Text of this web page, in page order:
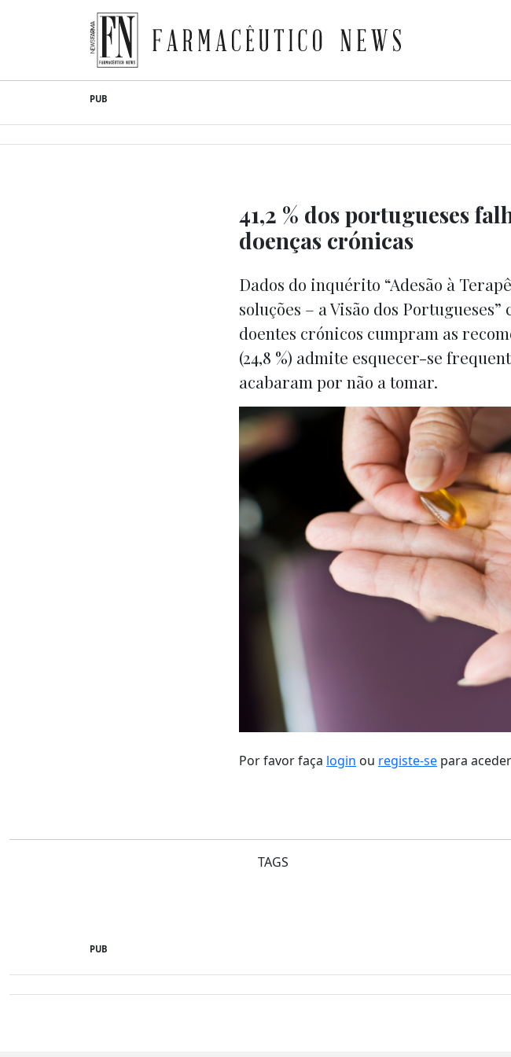
content
Farmacêutico News
PUB
41,2 % dos portugueses
doenças crónicas
Dados do inquérito “Adesão à
soluções – a Visão dos
doentes crónicos cumpram as
(24,8 %) admite esquecer-se
acabaram por não a tomar.
Por favor faça login ou registe-se para
TAGS
PUB